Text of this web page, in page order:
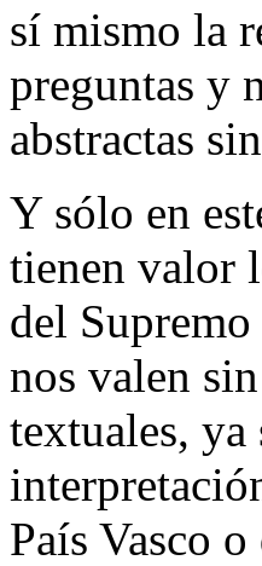
sí mismo la
preguntas y
abstractas
Y sólo en
tienen valor
del
nos valen
textuales,
País Vasco